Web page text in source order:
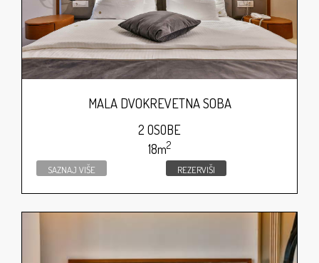
MALA DVOKREVETNA SOBA
2 OSOBE
18m2
SAZNAJ VIŠE REZERVIŠI